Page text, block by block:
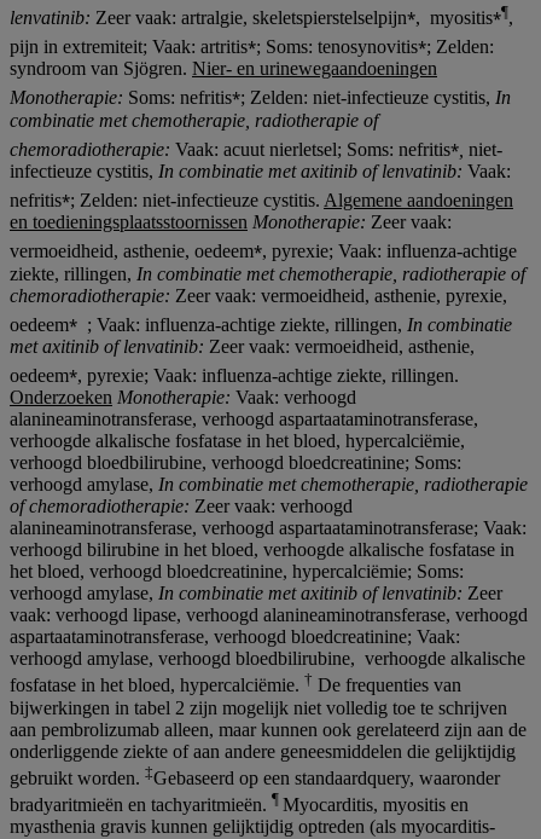
lenvatinib: Zeer vaak: artralgie, skeletspierstelselpijn⁎, myositis⁎¶,
pijn in extremiteit; Vaak: artritis⁎; Soms: tenosynovitis⁎; Zelden:
syndroom van Sjögren. Nier- en urinewegaandoeningen
Monotherapie: Soms: nefritis⁎; Zelden: niet-infectieuze cystitis, In
combinatie met chemotherapie, radiotherapie of
chemoradiotherapie: Vaak: acuut nierletsel; Soms: nefritis⁎ niet-
infectieuze cystitis, In combinatie met axitinib of lenvatinib: Vaak:
nefritis⁎; Zelden: niet-infectieuze cystitis. Algemene aandoeningen
en toedieningsplaatsstoornissen Monotherapie: Zeer vaak:
vermoeidheid, asthenie, oedeem⁎, pyrexie; Vaak: influenza-achtige
ziekte, rillingen, In combinatie met chemotherapie, radiotherapie of
chemoradiotherapie: Zeer vaak: vermoeidheid, asthenie, pyrexie,
oedeem⁎ ; Vaak: influenza-achtige ziekte, rillingen, In combinatie
met axitinib of lenvatinib: Zeer vaak: vermoeidheid, asthenie,
oedeem⁎, pyrexie; Vaak: influenza-achtige ziekte, rillingen.
Onderzoeken Monotherapie: Vaak: verhoogd
alanineaminotransferase, verhoogd aspartaataminotransferase,
verhoogde alkalische fosfatase in het bloed, hypercalciëmie,
verhoogd bloedbilirubine, verhoogd bloedcreatinine; Soms:
verhoogd amylase, In combinatie met chemotherapie, radiotherapie
of chemoradiotherapie: Zeer vaak: verhoogd
alanineaminotransferase, verhoogd aspartaataminotransferase; Vaak:
verhoogd bilirubine in het bloed, verhoogde alkalische fosfatase in
het bloed, verhoogd bloedcreatinine, hypercalciëmie; Soms:
verhoogd amylase, In combinatie met axitinib of lenvatinib: Zeer
vaak: verhoogd lipase, verhoogd alanineaminotransferase, verhoogd
aspartaataminotransferase, verhoogd bloedcreatinine; Vaak:
verhoogd amylase, verhoogd bloedbilirubine, verhoogde alkalische
fosfatase in het bloed, hypercalciëmie. † De frequenties van
bijwerkingen in tabel 2 zijn mogelijk niet volledig toe te schrijven
aan pembrolizumab alleen, maar kunnen ook gerelateerd zijn aan de
onderliggende ziekte of aan andere geneesmiddelen die gelijktijdig
gebruikt worden. ‡Gebaseerd op een standaardquery, waaronder
bradyaritmieën en tachyaritmieën. ¶ Myocarditis, myositis en
myasthenia gravis kunnen gelijktijdig optreden (als myocarditis-